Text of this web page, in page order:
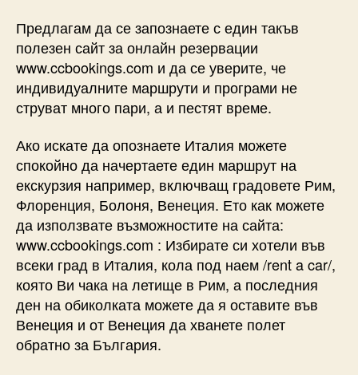
Предлагам да се запознаете с един такъв
полезен сайт за онлайн резервации
www.ccbookings.com и да се уверите, че
индивидуалните маршрути и програми не
струват много пари, а и пестят време.
Ако искате да опознаете Италия можете
спокойно да начертаете един маршрут на
екскурзия например, включващ градовете Рим,
Флоренция, Болоня, Венеция. Ето как можете
да използвате възможностите на сайта:
www.ccbookings.com : Избирате си хотели във
всеки град в Италия, кола под наем /rent a car/,
която Ви чака на летище в Рим, а последния
ден на обиколката можете да я оставите във
Венеция и от Венеция да хванете полет
обратно за България.